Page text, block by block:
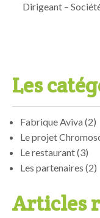
Dirigeant –
Les
Fabrique Aviva (2)
Le projet
Le restaurant(3)
Les partenaires (2)
Articles